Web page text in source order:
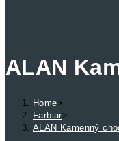
ALAN
Home>
Farbiar>
ALAN Kamenný